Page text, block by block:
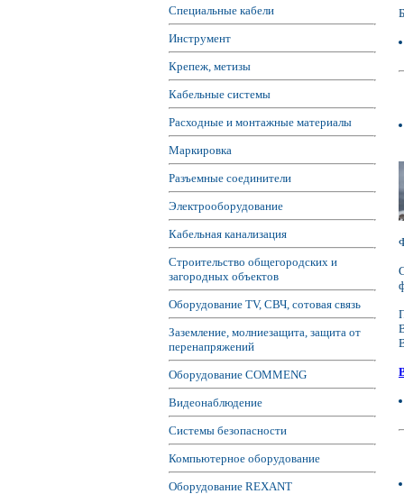
Специальные кабели
Инструмент
Крепеж, метизы
Кабельные системы
Расходные и монтажные материалы
Маркировка
Разъемные соединители
Электрооборудование
Кабельная канализация
Строительство общегородских и
загородных объектов
Оборудование TV, СВЧ, сотовая связь
Заземление, молниезащита, защита от
перенапряжений
Оборудование COMMENG
Видеонаблюдение
Системы безопасности
Компьютерное оборудование
Оборудование REXANT